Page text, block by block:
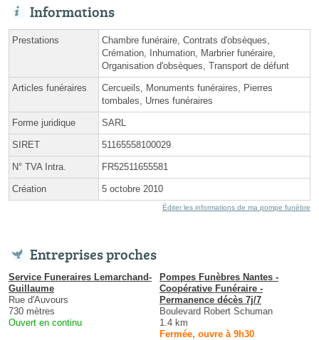
Informations
Prestations
Chambre funéraire, Contrats d'obsèques,
Crémation, Inhumation, Marbrier funéraire,
Organisation d'obsèques, Transport de défunt
Articles funéraires
Cercueils, Monuments funéraires, Pierres
tombales, Urnes funéraires
Forme juridique SARL
SIRET 51165558100029
N° TVA Intra. FR52511655581
Création 5 octobre 2010
Éditer les informations de ma pompe funèbre
Entreprises proches
Service Funeraires Lemarchand-
Guillaume
Rue d'Auvours
730 mètres
Ouvert en continu
Pompes Funèbres Nantes -
Coopérative Funéraire -
Permanence décès 7j/7
Boulevard Robert Schuman
1.4 km
Fermée, ouvre à 9h30